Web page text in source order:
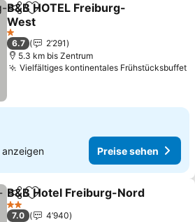
TeilenZu Favoriten hinzufügen
B&B HOTEL Freiburg-
West
Preise sehen
1 Sterne
6.7
2’291
5.3 km bis Zentrum
Vielfältiges kontinentales Frühstücksbuffet
anzeigen Preise sehen
TeilenZu Favoriten hinzufügen
B&B Hotel Freiburg-Nord
2 Sterne
7.0
4’940